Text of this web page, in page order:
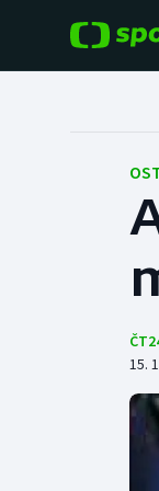
Tenis
15.